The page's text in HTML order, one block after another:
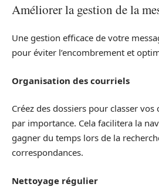
Améliorer la gestion de la
Une gestion efficace de votre
pour éviter l’encombrement et
Organisation des courriels
Créez des dossiers pour classer
par importance. Cela facilitera la
gagner du temps lors de la
correspondances.
Nettoyage régulier